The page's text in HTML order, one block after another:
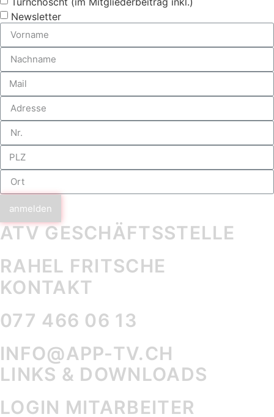
Newsletter
anmelden
ATV GESCHÄFTS­STELLE
RAHEL FRITSCHE
KONTAKT
077 466 06 13
INFO@APP-TV.CH
LINKS & DOWNLOADS
LOGIN MITARBEITER